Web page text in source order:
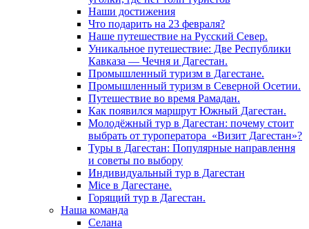
Наши достижения
Что подарить на 23 февраля?
Наше путешествие на Русский Север.
Уникальное путешествие: Две Республики
Кавказа — Чечня и Дагестан.
Промышленный туризм в Дагестане.
Промышленный туризм в Северной Осетии.
Путешествие во время Рамадан.
Как появился маршрут Южный Дагестан.
Молодёжный тур в Дагестан: почему стоит
выбрать от туроператора «Визит Дагестан»?
Туры в Дагестан: Популярные направлення
и советы по выбору
Индивидуальный тур в Дагестан
Mice в Дагестане.
Горящий тур в Дагестан.
Наша команда
Селана